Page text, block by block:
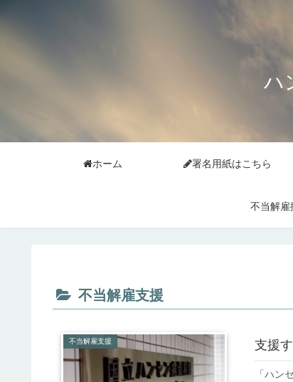
ハ
ホーム 署名用紙はこちら
不当解雇
不当解雇支援
不当解雇支援 支援
「ハン